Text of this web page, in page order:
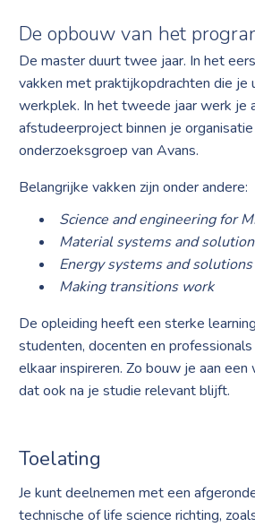
De opbouw van het
De master duurt twee jaar. In het
vakken met praktijkopdrachten die je
werkplek. In het tweede jaar werk je
afstudeerproject binnen je
onderzoeksgroep van Avans.
Belangrijke vakken zijn onder andere:
Science and engineering for
Material systems and
Energy systems and solutions
Making transitions work
De opleiding heeft een sterke
studenten, docenten en
elkaar inspireren. Zo bouw je aan
dat ook na je studie relevant blijft.
Toelating
Je kunt deelnemen met een
technische of life science richting,